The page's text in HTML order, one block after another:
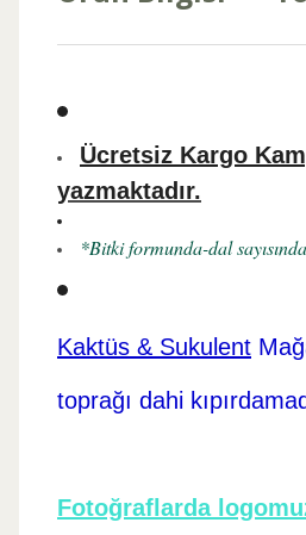
Ücretsiz Kargo
yazmaktadır.
*Bitki formunda-dal
Kaktüs & Sukulent
toprağı dahi
Fotoğraflarda